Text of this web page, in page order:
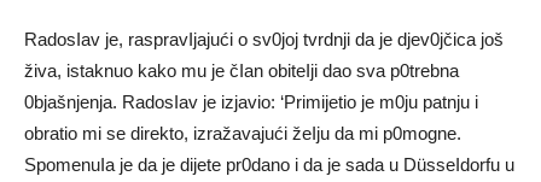
RadosIav je, raspravIjajući o sv0joj tvrdnji da je djev0jčica još
živa, istaknuo kako mu je čIan obiteIji dao sva p0trebna
0bjašnjenja. RadosIav je izjavio: ‘Primijetio je m0ju patnju i
obratio mi se direkto, izražavajući žeIju da mi p0mogne.
SpomenuIa je da je dijete pr0dano i da je sada u DüsseIdorfu u